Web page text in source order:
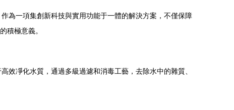
為一項集創新科技與實用功能于一體的解決方案，不僅保障
積極意義。
效凈化水質，通過多級過濾和消毒工藝，去除水中的雜質、